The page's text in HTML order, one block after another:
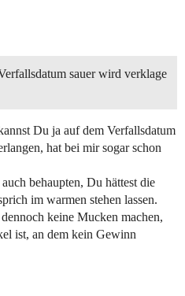
sauer wird verklage
Du ja auf dem Verfallsdatum
hat bei mir sogar schon
behaupten, Du hättest die
im warmen stehen lassen.
keine Mucken machen,
ist, an dem kein Gewinn